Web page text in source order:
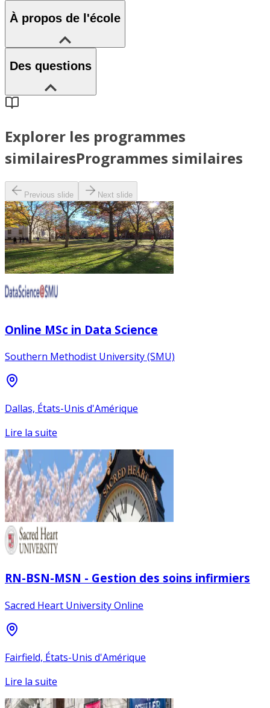
À propos de l'école
Des questions
Explorer les programmes
similairesProgrammes similaires
Previous slide Next slide
Online MSc in Data Science
Southern Methodist University (SMU)
Dallas, États-Unis d'Amérique
Lire la suite
RN-BSN-MSN - Gestion des soins infirmiers
Sacred Heart University Online
Fairfield, États-Unis d'Amérique
Lire la suite